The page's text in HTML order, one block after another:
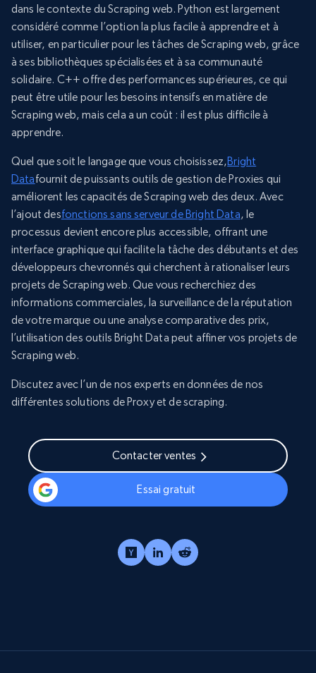
dans le contexte du Scraping web. Python est largement
considéré comme l’option la plus facile à apprendre et à
utiliser, en particulier pour les tâches de Scraping web, grâce
à ses bibliothèques spécialisées et à sa communauté
solidaire. C++ offre des performances supérieures, ce qui
peut être utile pour les besoins intensifs en matière de
Scraping web, mais cela a un coût : il est plus difficile à
apprendre.
Quel que soit le langage que vous choisissez,Bright
Datafournit de puissants outils de gestion de Proxies qui
améliorent les capacités de Scraping web des deux. Avec
l’ajout desfonctions sans serveur de Bright Data, le
processus devient encore plus accessible, offrant une
interface graphique qui facilite la tâche des débutants et des
développeurs chevronnés qui cherchent à rationaliser leurs
projets de Scraping web. Que vous recherchiez des
informations commerciales, la surveillance de la réputation
de votre marque ou une analyse comparative des prix,
l’utilisation des outils Bright Data peut affiner vos projets de
Scraping web.
Discutez avec l’un de nos experts en données de nos
différentes solutions de Proxy et de scraping.
Contacter ventes
Essai gratuit